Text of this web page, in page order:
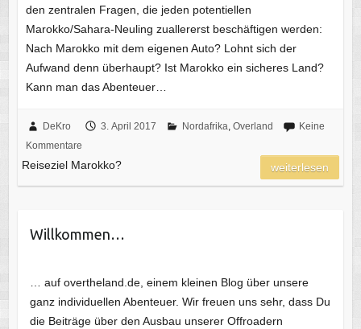
den zentralen Fragen, die jeden potentiellen
Marokko/Sahara-Neuling zuallererst beschäftigen werden:
Nach Marokko mit dem eigenen Auto? Lohnt sich der
Aufwand denn überhaupt? Ist Marokko ein sicheres Land?
Kann man das Abenteuer…
DeKro 3. April 2017 Nordafrika, Overland
Keine
Kommentare
Reiseziel Marokko? weiterlesen
Willkommen…
… auf overtheland.de, einem kleinen Blog über unsere
ganz individuellen Abenteuer. Wir freuen uns sehr, dass Du
die Beiträge über den Ausbau unserer Offroadern